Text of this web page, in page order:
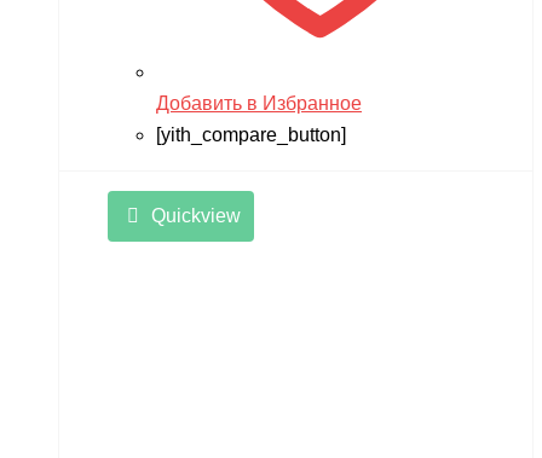
Добавить в Избранное
[yith_compare_button]
Quickview